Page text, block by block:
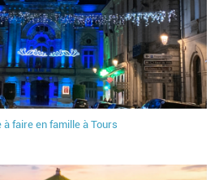
faire en famille à Tours